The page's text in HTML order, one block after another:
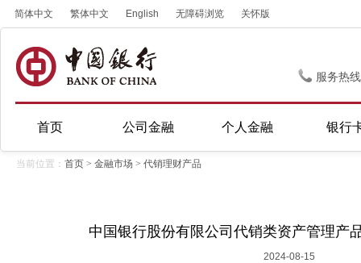
简体中文 繁体中文 English 无障碍浏览 关怀版
服务热
首页 公司金融 个人金融 银行
当前位置： 首页 > 金融市场 > 代销理财产品
中国银行股份有限公司代销类资产管理产
2024-08-15